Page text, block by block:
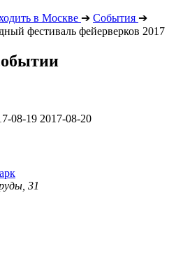
в Москве ➔ События ➔
фестиваль фейерверков 2017
08-19 2017-08-20
31